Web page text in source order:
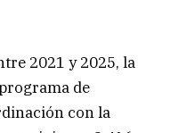
2021 y 2025, la
de
con la